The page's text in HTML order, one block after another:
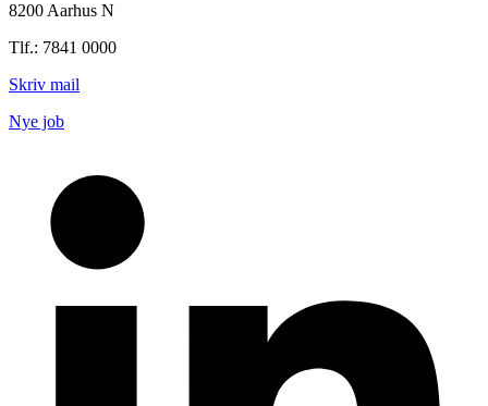
8200 Aarhus N
Tlf.: 7841 0000
Skriv mail
Nye job